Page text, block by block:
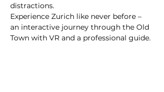
distractions.
Experience Zurich like never before –
an interactive journey through the Old
Town with VR and a professional guide.